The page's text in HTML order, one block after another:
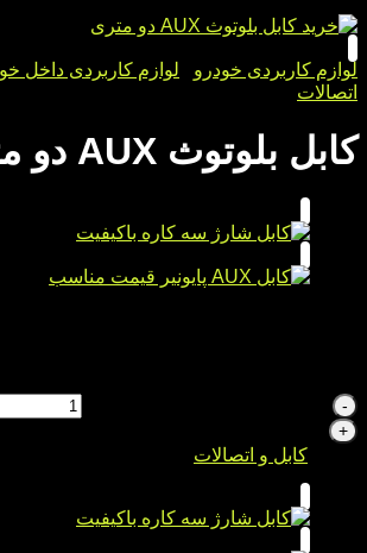
لوازم کاربردی خودرو لوازم کاربردی داخل
اتصالات
کابل بلوتوث AUX دو متری
کابل و اتصالات